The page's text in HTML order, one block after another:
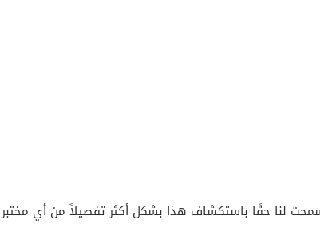
لنا حقًا باستكشاف هذا بشكل أكثر تفصيلاً من أي مختبر